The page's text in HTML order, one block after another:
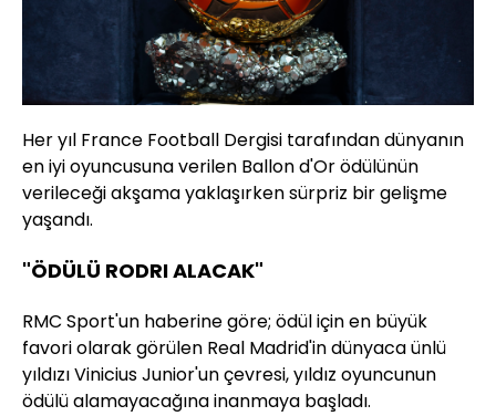
Her yıl France Football Dergisi tarafından dünyanın
en iyi oyuncusuna verilen Ballon d'Or ödülünün
verileceği akşama yaklaşırken sürpriz bir gelişme
yaşandı.
"ÖDÜLÜ RODRI ALACAK"
RMC Sport'un haberine göre; ödül için en büyük
favori olarak görülen Real Madrid'in dünyaca ünlü
yıldızı Vinicius Junior'un çevresi, yıldız oyuncunun
ödülü alamayacağına inanmaya başladı.